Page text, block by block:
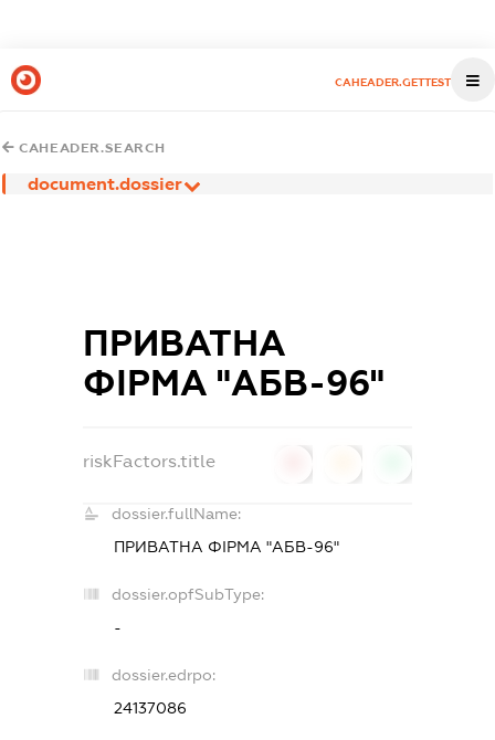
CAHEADER.GETTEST
CAHEADER.SEARCH
document.dossier
ПРИВАТНА
ФІРМА "АБВ-96"
riskFactors.title
dossier.fullName:
ПРИВАТНА ФІРМА "АБВ-96"
dossier.opfSubType:
-
dossier.edrpo:
24137086